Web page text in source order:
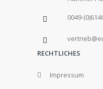
0049-
RECHTLICHES
Impressum